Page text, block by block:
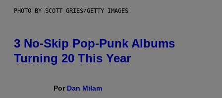
PHOTO BY SCOTT GRIES/GETTY IMAGES
3 No-Skip Pop-Punk Albums
Turning 20 This Year
Por Dan Milam